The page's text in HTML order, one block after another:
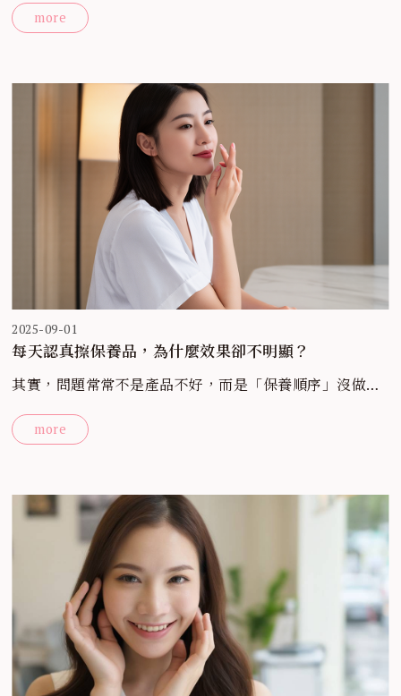
膚更新是有週期的！ 一般膚質 約 28 天更新一次 乾性或熟
more
2025-09-01
每天認真擦保養品，為什麼效果卻不明顯？
其實，問題常常不是產品不好，而是「保養順序」沒做
more